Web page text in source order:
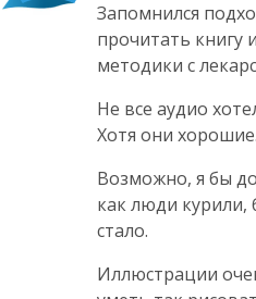
Запомнился
прочитать книгу
методики с
Не все аудио
Хотя они хорошие.
Возможно, я бы
как люди курили,
стало.
Иллюстрации